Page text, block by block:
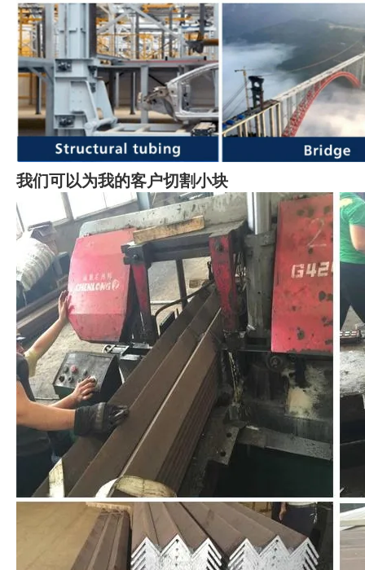
我们可以为我的客户切割小块